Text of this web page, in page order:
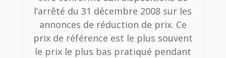
l’arrêté du 31 décembre 2008 sur les
annonces de réduction de prix. Ce
prix de référence est le plus souvent
le prix le plus bas pratiqué pendant